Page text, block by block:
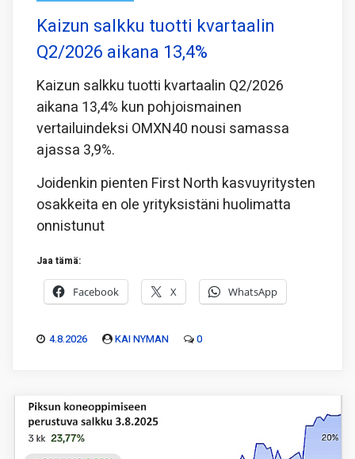
Kaizun salkku tuotti kvartaalin
Q2/2026 aikana 13,4%
Kaizun salkku tuotti kvartaalin Q2/2026
aikana 13,4% kun pohjoismainen
vertailuindeksi OMXN40 nousi samassa
ajassa 3,9%.
Joidenkin pienten First North kasvuyritysten
osakkeita en ole yrityksistäni huolimatta
onnistunut
Jaa tämä:
Facebook X WhatsApp
4.8.2026 KAI NYMAN 0